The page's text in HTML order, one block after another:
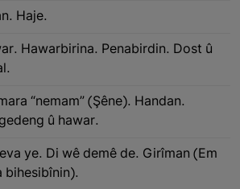
Haje.
Hawarbirina. Penabirdin. Dost û
“nemam” (Şêne). Handan.
û hawar.
ye. Di wê demê de. Girîman (Em
bihesibînin).